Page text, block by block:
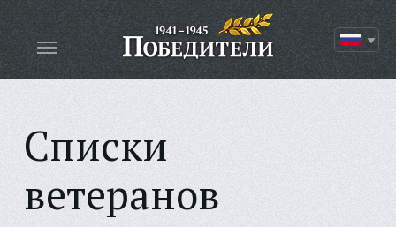
Списки
ветеранов